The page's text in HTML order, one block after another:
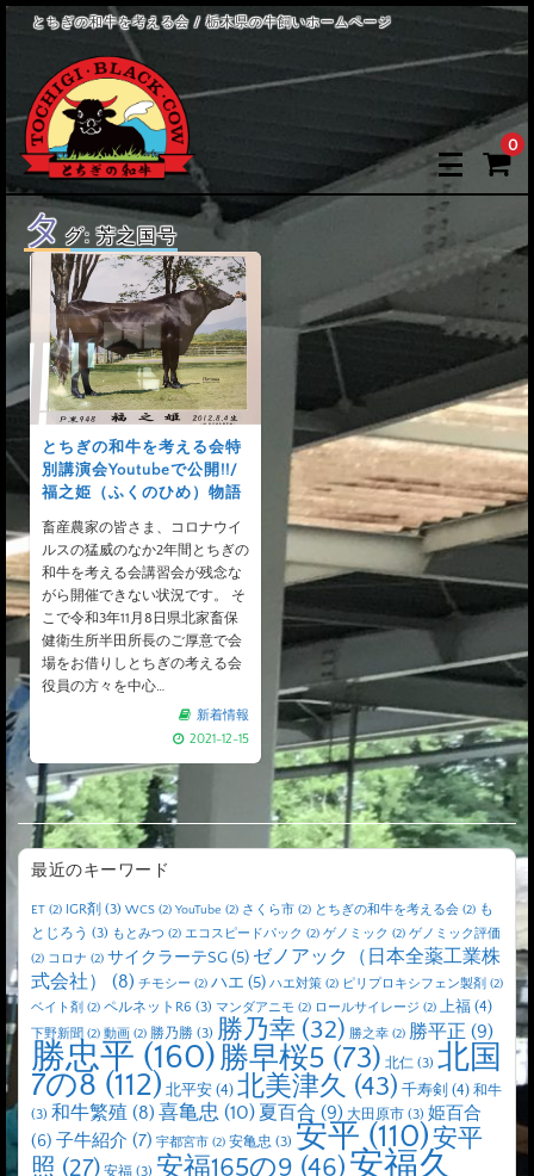
とちぎの和牛を考える会 / 栃木県の牛飼いホームページ
0
タ グ:芳之国号
とちぎの和牛を考える会特
別講演会Youtubeで公開!!/
福之姫（ふくのひめ）物語
畜産農家の皆さま、コロナウイ
ルスの猛威のなか2年間とちぎの
和牛を考える会講習会が残念な
がら開催できない状況です。 そ
こで令和3年11月8日県北家畜保
健衛生所半田所長のご厚意で会
場をお借りしとちぎの考える会
役員の方々を中心…
新着情報
2021-12-15
最近のキーワード
ET (2) IGR剤 (3) WCS (2) YouTube (2) さくら市 (2) とちぎの和牛を考える会 (2) も
とじろう (3) もとみつ (2) エコスピードパック (2) ゲノミック (2) ゲノミック評価
(2) コロナ (2) サイクラーテSG(5) ゼノアック（日本全薬工業株
式会社）
(8) チモシー (2) ハエ (5) ハエ対策 (2) ピリプロキシフェン製剤 (2)
ベイト剤 (2) ペルネットR6 (3) マンダアニモ (2) ロールサイレージ (2) 上福 (4)
下野新聞 (2) 動画 (2) 勝乃勝 (3) 勝乃幸 (32) 勝之幸 (2) 勝平正 (9)
勝忠平 (160)勝早桜5 (73) 北仁 (3) 北国
7の8 (112) 北平安 (4) 北美津久 (43) 千寿剣 (4) 和牛
(3) 和牛繁殖 (8) 喜亀忠 (10) 夏百合 (9) 大田原市 (3) 姫百合
(6) 子牛紹介 (7) 宇都宮市 (2) 安亀忠 (3) 安平(110)安平
照 (27) 安福 (3) 安福165の9 (46)安福久